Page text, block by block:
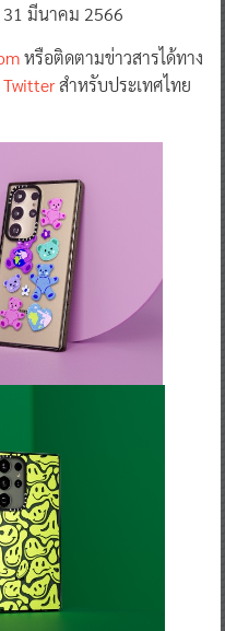
มีนาคม 2566
หรือติดตามข่าวสารได้ทาง
Twitterสำหรับประเทศไทย